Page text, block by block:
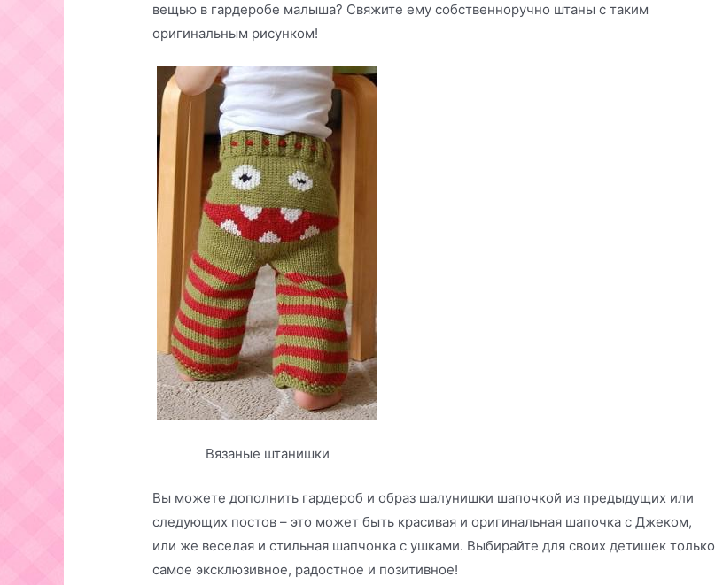
вещью в гардеробе малыша? Свяжите ему собственноручно штаны с таким
оригинальным рисунком!
Вязаные штанишки
Вы можете дополнить гардероб и образ шалунишки шапочкой из предыдущих или
следующих постов – это может быть красивая и оригинальная шапочка с Джеком,
или же веселая и стильная шапчонка с ушками. Выбирайте для своих детишек только
самое эксклюзивное, радостное и позитивное!